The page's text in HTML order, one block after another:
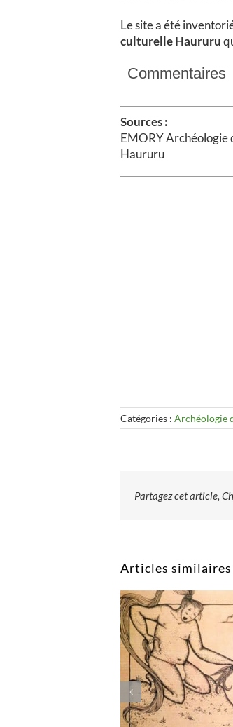
Le site a été
culturelle Haururu
Commentaires
Sources :
EMORY Archéologie
Haururu
Catégories : Archéologie
Partagez cet article,
Articles similaires